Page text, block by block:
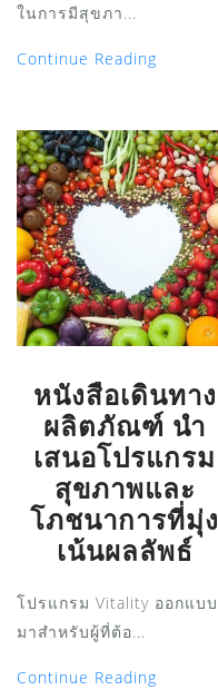
ในการมีสุขภา...
Continue Reading
หนังสือเดินทาง
ผลิตภัณฑ์ นำ
เสนอโปรแกรม
สุขภาพและ
โภชนาการที่มุ่ง
เน้นผลลัพธ์
โปรแกรม Vitality ออกแบบ
มาสำหรับผู้ที่ต้อ...
Continue Reading